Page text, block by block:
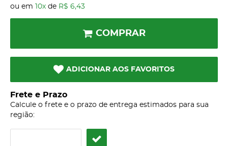
ou em
10x de R$ 6,43
COMPRAR
ADICIONAR AOS FAVORITOS
Frete e Prazo
Calcule o frete e o prazo de entrega estimados para sua
região: